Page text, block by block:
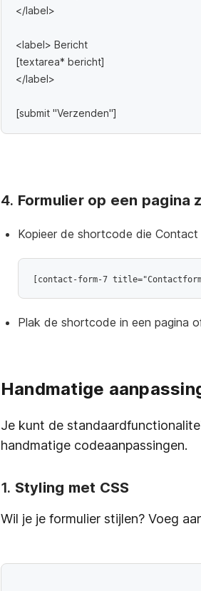
</label>
<label> Bericht
[textarea* bericht]
</label>
[submit "Verzenden"]
4. Formulier op een pagina
Kopieer de shortcode die Contact
[contact-form-7
Plak de shortcode in een pagina
Handmatige
Je kunt de
handmatige codeaanpassingen.
1. Styling met CSS
Wil je je formulier stijlen? Voeg